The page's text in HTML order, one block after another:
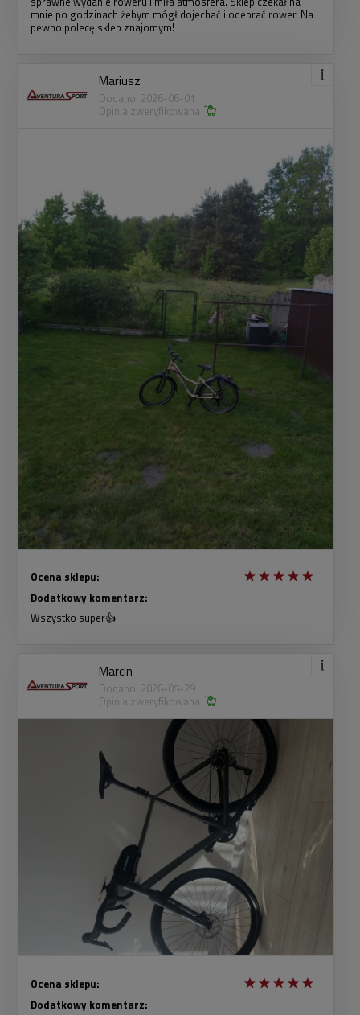
mnie po godzinach żebym mógł dojechać i odebrać rower. Na
pewno polecę sklep znajomym!
Mariusz
Dodano: 2026-06-01
Opinia zweryfikowana
Ocena sklepu:
Dodatkowy komentarz:
Wszystko super👍
Marcin
Dodano: 2026-05-29
Opinia zweryfikowana
Ocena sklepu:
Dodatkowy komentarz: